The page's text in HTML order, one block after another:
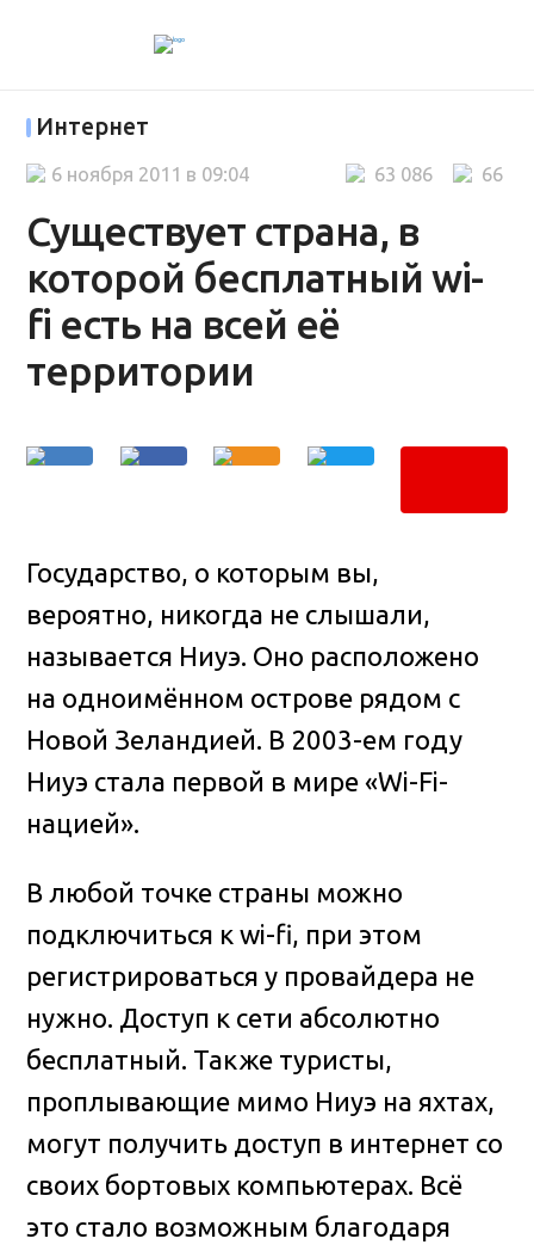
Интернет
Существует страна, в
которой бесплатный wi-
fi есть на всей её
территории
66
63 086
6 ноября 2011 в 09:04
Государство, о которым вы,
вероятно, никогда не слышали,
называется Ниуэ. Оно расположено
на одноимённом острове рядом с
Новой Зеландией. В 2003-ем году
Ниуэ стала первой в мире «Wi-Fi-
нацией».
В любой точке страны можно
подключиться к wi-fi, при этом
регистрироваться у провайдера не
нужно. Доступ к сети абсолютно
бесплатный. Также туристы,
проплывающие мимо Ниуэ на яхтах,
могут получить доступ в интернет со
своих бортовых компьютерах. Всё
это стало возможным благодаря